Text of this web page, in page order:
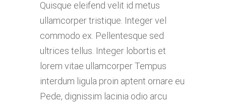
Quisque eleifend velit id metus
ullamcorper tristique. Integer vel
commodo ex. Pellentesque sed
ultrices tellus. Integer lobortis et
lorem vitae ullamcorper Tempus
interdum ligula proin aptent ornare eu
Pede, dignissim lacinia odio arcu